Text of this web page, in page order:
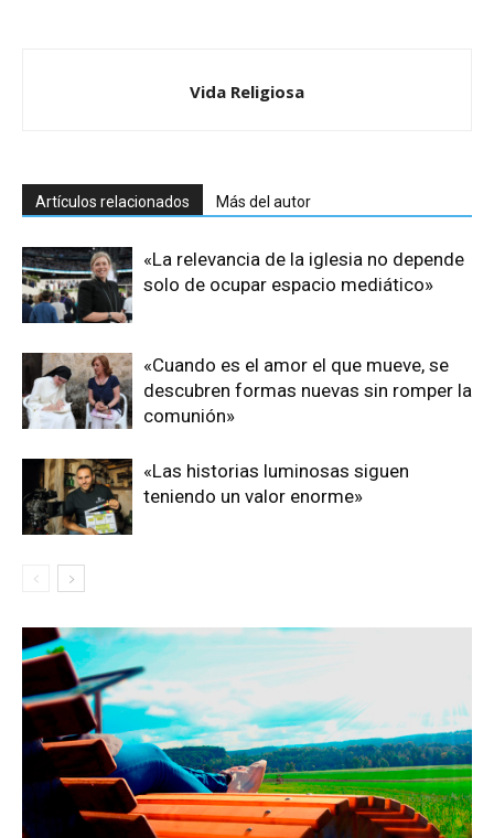
Vida Religiosa
Artículos relacionados Más del autor
«La relevancia de la iglesia no depende
solo de ocupar espacio mediático»
«Cuando es el amor el que mueve, se
descubren formas nuevas sin romper la
comunión»
«Las historias luminosas siguen
teniendo un valor enorme»